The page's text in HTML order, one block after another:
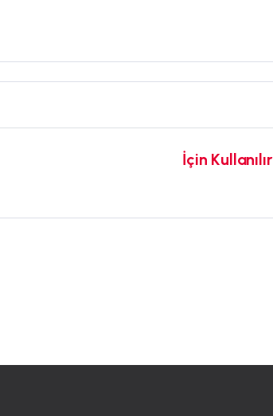
İçin Kullanılır